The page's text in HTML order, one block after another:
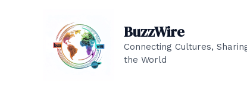
BuzzWire
Connecting Cultures,
the World